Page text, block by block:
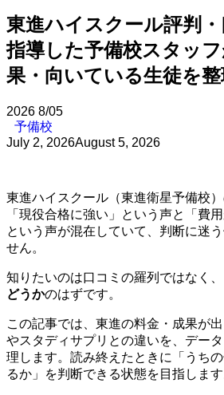
東進ハイスクール評判
指導した予備校スタッ
果・向いている生徒を整
2026 8/05
予備校
July 2, 2026August 5, 2026
東進ハイスクール（東進衛星予備校）
「現役合格に強い」という声と「費
という声が混在していて、判断に迷
せん。
知りたいのは口コミの羅列ではなく、
どうかのはずです。
この記事では、東進の料金・成果が
やスタディサプリとの違いを、デー
理します。読み終えたときに「うち
るか」を判断できる状態を目指します